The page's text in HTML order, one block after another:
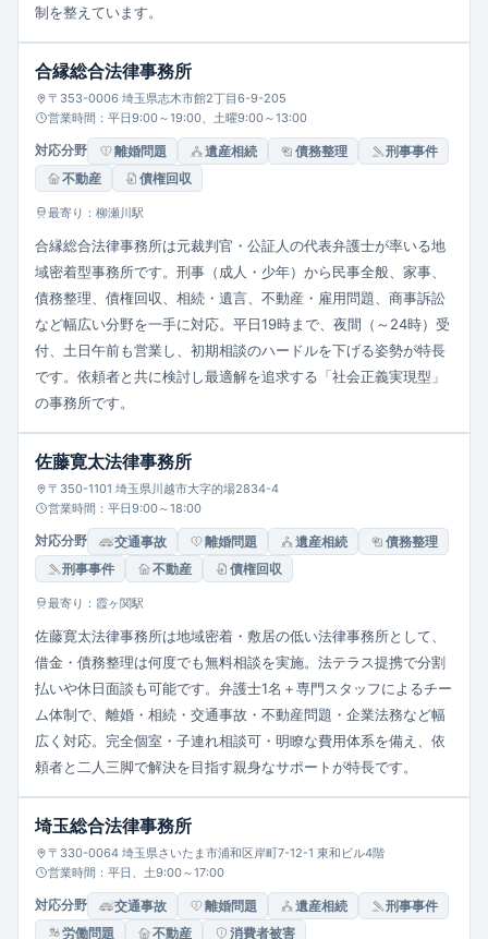
制を整えています。
合縁総合法律事務所
〒353-0006 埼玉県志木市館2丁目6-9-205
営業時間：平日9:00～19:00、土曜9:00～13:00
対応分野 離婚問題 遺産相続 債務整理
刑事事件
不動産
債権回収
最寄り：柳瀬川駅
合縁総合法律事務所は元裁判官・公証人の代表弁護士が率いる地
域密着型事務所です。刑事（成人・少年）から民事全般、家事、
債務整理、債権回収、相続・遺言、不動産・雇用問題、商事訴訟
など幅広い分野を一手に対応。平日19時まで、夜間（～24時）受
付、土日午前も営業し、初期相談のハードルを下げる姿勢が特長
です。依頼者と共に検討し最適解を追求する「社会正義実現型」
の事務所です。
佐藤寛太法律事務所
〒350-1101 埼玉県川越市大字的場2834-4
営業時間：平日9:00～18:00
対応分野 交通事故 離婚問題 遺産相続
債務整理
刑事事件
不動産 債権回収
最寄り：霞ヶ関駅
佐藤寛太法律事務所は地域密着・敷居の低い法律事務所として、
借金・債務整理は何度でも無料相談を実施。法テラス提携で分割
払いや休日面談も可能です。弁護士1名＋専門スタッフによるチー
ム体制で、離婚・相続・交通事故・不動産問題・企業法務など幅
広く対応。完全個室・子連れ相談可・明瞭な費用体系を備え、依
頼者と二人三脚で解決を目指す親身なサポートが特長です。
埼玉総合法律事務所
〒330-0064 埼玉県さいたま市浦和区岸町7-12-1 東和ビル4階
営業時間：平日、土9:00～17:00
対応分野 交通事故 離婚問題 遺産相続
刑事事件
労働問題
不動産 消費者被害